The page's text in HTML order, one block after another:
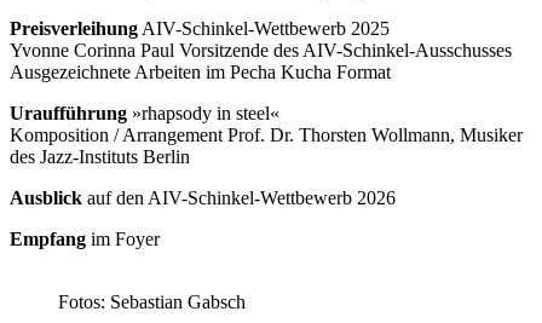
PreisverleihungAIV-Schinkel-Wettbewerb 2025
Yvonne Corinna Paul Vorsitzende des AIV-Schinkel-Ausschusses
Ausgezeichnete Arbeiten im Pecha Kucha Format
Uraufführung »rhapsody in steel«
Komposition / Arrangement Prof. Dr. Thorsten Wollmann, Musiker
des Jazz-Instituts Berlin
Ausblick auf den AIV-Schinkel-Wettbewerb 2026
Empfang im Foyer
Fotos: Sebastian Gabsch